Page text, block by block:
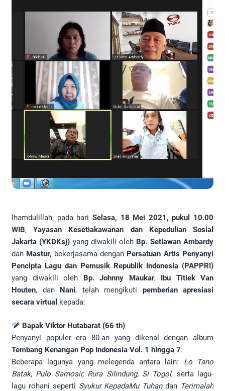
lhamdulillah, pada hari Selasa, 18 Mei 2021, pukul 10.00
WIB,Yayasan Kesetiakawanan dan Kepedulian Sosial
Jakarta (YKDKsj) yang diwakili oleh Bp. Setiawan Ambardy
dan Mastur, bekerjasama dengan Persatuan Artis Penyanyi
Pencipta Lagu dan Pemusik Republik Indonesia (PAPPRI)
yang diwakili oleh Bp. Johnny Maukar, Ibu Titiek Van
Houten, dan Nani, telah mengikuti pemberian apresiasi
secara virtual kepada:
Bapak Viktor Hutabarat (66 th)
Penyanyi populer era 80-an yang dikenal dengan album
Tembang Kenangan Pop Indonesia Vol. 1 hingga 7.
Beberapa lagunya yang melegenda antara lain: Lo Tano
Batak, Pulo Samosir, Rura Silindung, Si Togol, serta lagu-
lagu rohani seperti Syukur KepadaMu Tuhandan Terimalah